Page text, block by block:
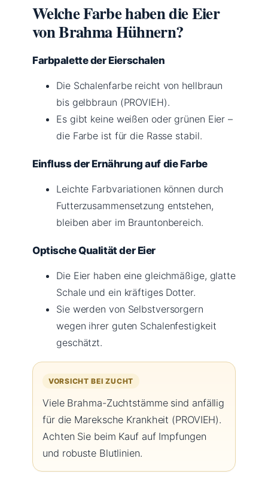
Welche Farbe haben die Eier
von Brahma Hühnern?
Farbpalette der Eierschalen
Die Schalenfarbe reicht von hellbraun
bis gelbbraun (PROVIEH).
Es gibt keine weißen oder grünen Eier –
die Farbe ist für die Rasse stabil.
Einfluss der Ernährung auf die Farbe
Leichte Farbvariationen können durch
Futterzusammensetzung entstehen,
bleiben aber im Brauntonbereich.
Optische Qualität der Eier
Die Eier haben eine gleichmäßige, glatte
Schale und ein kräftiges Dotter.
Sie werden von Selbstversorgern
wegen ihrer guten Schalenfestigkeit
geschätzt.
VORSICHT BEI ZUCHT
Viele Brahma-Zuchtstämme sind anfällig
für die Mareksche Krankheit (PROVIEH).
Achten Sie beim Kauf auf Impfungen
und robuste Blutlinien.